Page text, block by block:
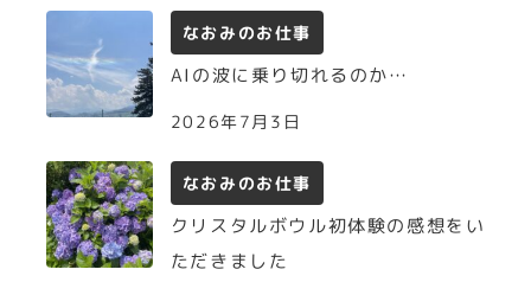
なおみのお仕事
AIの波に乗り切れるのか…
2026年7月3日
なおみのお仕事
クリスタルボウル初体験の感想をい
ただきました